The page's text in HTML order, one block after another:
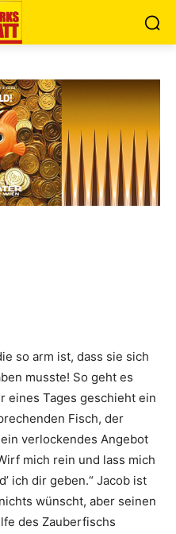
so arm ist, dass sie sich
musste! So geht es
eines Tages geschieht ein
Fisch, der
verlockendes Angebot
mich rein und lass mich
ich dir geben.“ Jacob ist
wünscht, aber seinen
des Zauberfischs